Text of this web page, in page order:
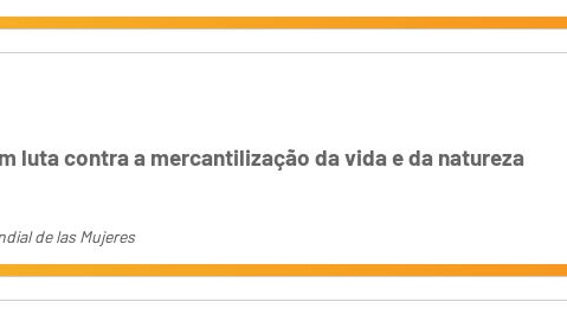
luta contra a mercantilização da vida e da natureza
de las Mujeres